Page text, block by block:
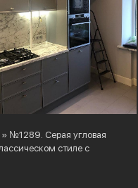
» №1289. Серая угловая
стиле с